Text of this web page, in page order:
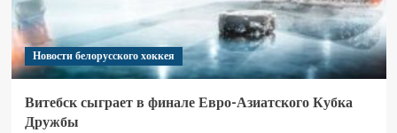
Новости белорусского хоккея
Витебск сыграет в финале Евро-Азиатского Кубка
Дружбы